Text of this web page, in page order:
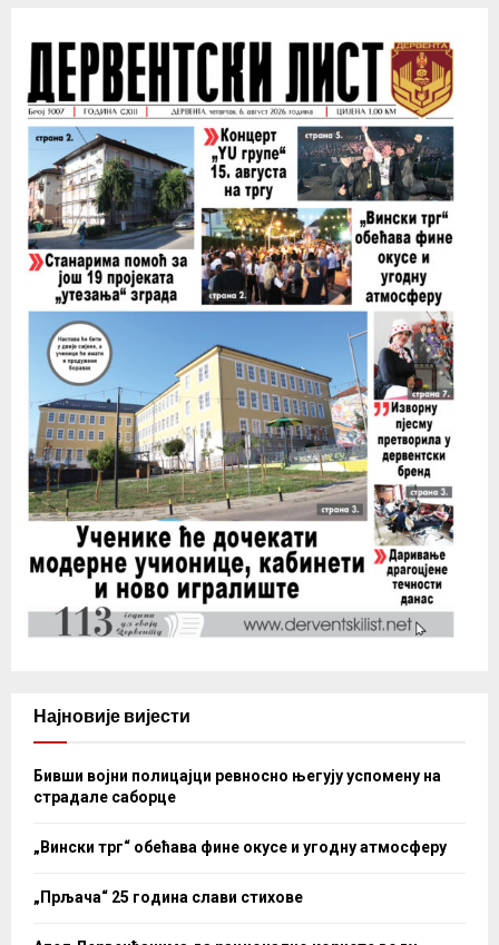
H
Најновије вијести
Бивши војни полицајци ревносно његују успомену на
страдале саборце
„Вински трг“ обећава фине окусе и угодну атмосферу
„Прљача“ 25 година слави стихове